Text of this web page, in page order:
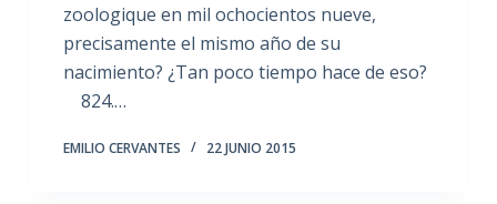
zoologique en mil ochocientos nueve,
precisamente el mismo año de su
nacimiento? ¿Tan poco tiempo hace de eso?
824.…
EMILIO CERVANTES 22 JUNIO 2015